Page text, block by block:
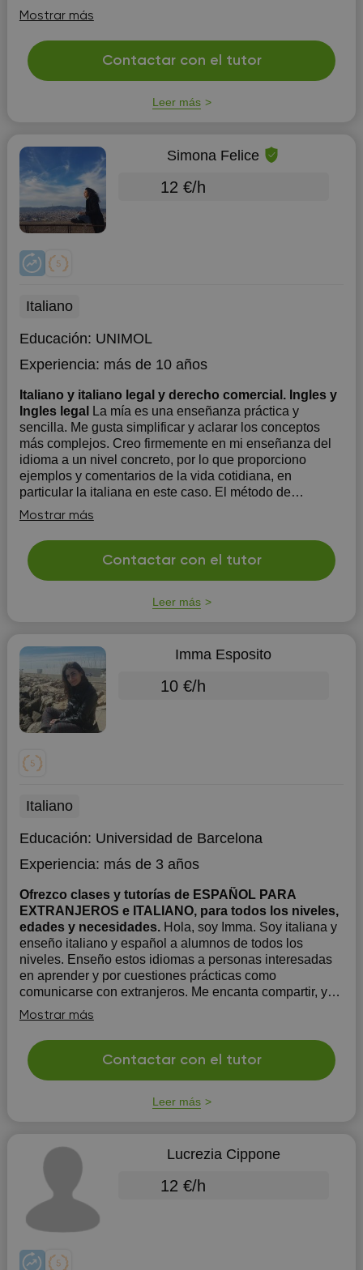
formación en Derecho me ha dado habilidades
analíticas y organizativas que aplico en mi metodología
de enseñanza, estructurando las clases para que cada
estudiante logre sus objetivos de forma clara y eficaz. Mi
objetivo es acompañar a mis alumnos en su
Mostrar más
Contactar con el tutor
Leer más
Simona Felice
12 €/h
Italiano
Educación: UNIMOL
Experiencia: más de 10 años
Italiano y italiano legal y derecho comercial. Ingles y
Ingles legal
La mía es una enseñanza práctica y
sencilla. Me gusta simplificar y aclarar los conceptos
más complejos. Creo firmemente en mi enseñanza del
idioma a un nivel concreto, por lo que proporciono
ejemplos y comentarios de la vida cotidiana, en
particular la italiana en este caso. El método de
enseñanza ...
Mostrar más
Contactar con el tutor
Leer más
Imma Esposito
10 €/h
Italiano
Educación: Universidad de Barcelona
Experiencia: más de 3 años
Ofrezco clases y tutorías de ESPAÑOL PARA
EXTRANJEROS e ITALIANO, para todos los niveles,
edades y necesidades. Hola, soy Imma. Soy italiana y
enseño italiano y español a alumnos de todos los
niveles. Enseño estos idiomas a personas interesadas
en aprender y por cuestiones prácticas como
comunicarse con extranjeros. Me encanta compartir, y
ayudar a las personas a perderle el miedo a las
lenguas, y a disfrut...
Mostrar más
Contactar con el tutor
Leer más
Lucrezia Cippone
12 €/h